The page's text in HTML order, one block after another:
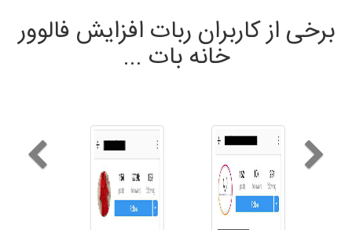
برخی از کاربران ربات افزایش فالوور
خانه بات ...